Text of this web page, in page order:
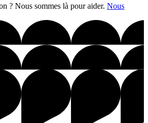
? Nous sommes là pour aider. Nous